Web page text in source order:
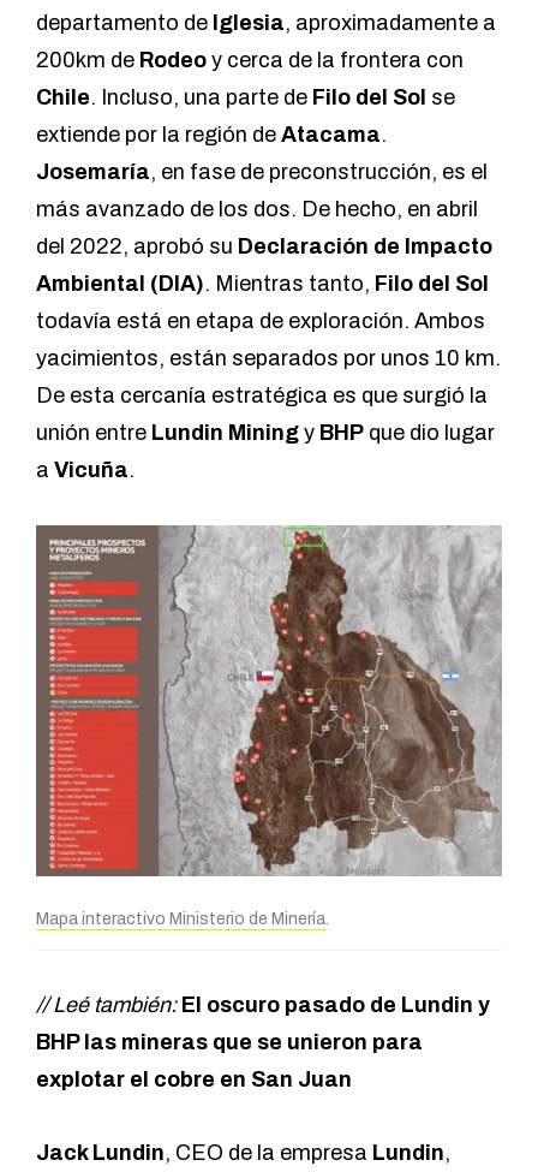
departamento de Iglesia, aproximadamente a
200km de Rodeo y cerca de la frontera con
Chile. Incluso, una parte de Filo del Sol se
extiende por la región de Atacama.
Josemaría, en fase de preconstrucción, es el
más avanzado de los dos. De hecho, en abril
del 2022, aprobó su Declaración de Impacto
Ambiental (DIA). Mientras tanto, Filo del Sol
todavía está en etapa de exploración. Ambos
yacimientos, están separados por unos 10 km.
De esta cercanía estratégica es que surgió la
unión entre Lundin Mining y BHP que dio lugar
a Vicuña.
Mapa interactivo Ministerio de Minería
// Leé también: El oscuro pasado de Lundin y
BHP las mineras que se unieron para
explotar el cobre en San Juan
Jack Lundin, CEO de la empresa Lundin,